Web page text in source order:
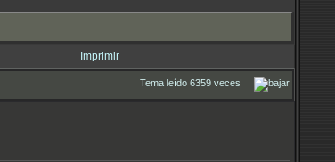
Imprimir
Tema leído 6359 veces